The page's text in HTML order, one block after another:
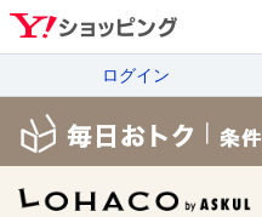
ログイン